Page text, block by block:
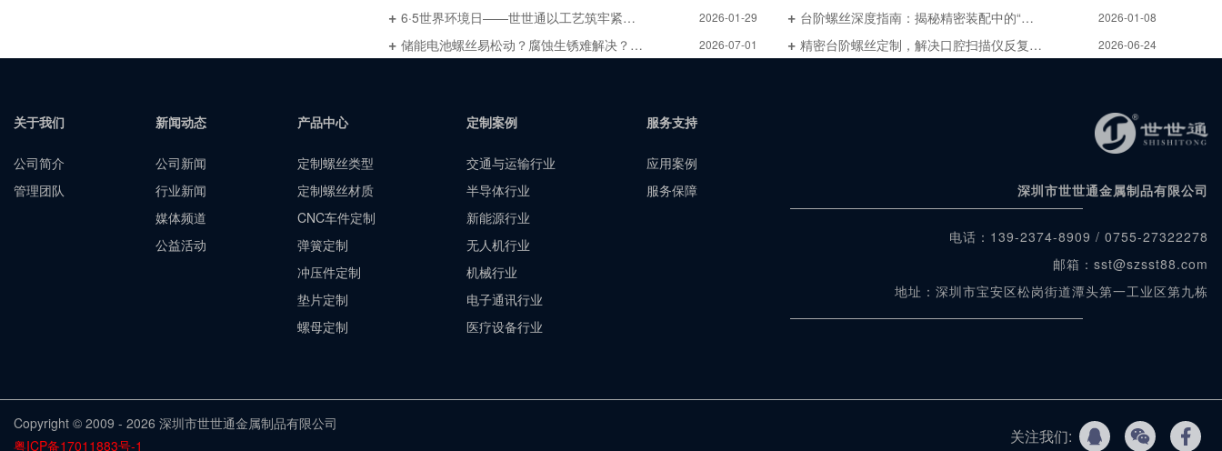
6·5世界环境日——世世通以工艺筑牢紧固件绿色生产防线 2026-01-29 台阶螺丝深度指南：揭秘精密装配中的“定位专家” 2026-01-08
储能电池螺丝易松动？腐蚀生锈难解决？非标定制找世世通 2026-07-01 精密台阶螺丝定制，解决口腔扫描仪反复拆装重复定位 2026-06-24
关于我们
公司简介
管理团队
新闻动态
公司新闻
行业新闻
媒体频道
公益活动
产品中心
定制螺丝类型
定制螺丝材质
CNC车件定制
弹簧定制
冲压件定制
垫片定制
螺母定制
定制案例
交通与运输行业
半导体行业
新能源行业
无人机行业
机械行业
电子通讯行业
医疗设备行业
服务支持
应用案例
服务保障
深圳市世世通金属制品有限公司
电话：139-2374-8909 / 0755-27322278
邮箱：sst@szsst88.com
地址：深圳市宝安区松岗街道潭头第一工业区第九栋
Copyright © 2009 - 2026 深圳市世世通金属制品有限公司
粤ICP备17011883号-1
关注我们: